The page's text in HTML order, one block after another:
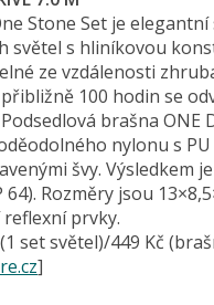
Stone Set je elegantní
světel s hliníkovou
ze vzdálenosti
100 hodin se
brašna ONE
nylonu s
švy. Výsledkem
Rozměry jsou
reflexní prvky.
set světel)/449 Kč
]